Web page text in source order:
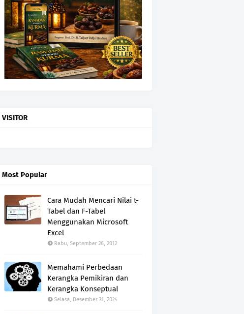
VISITOR
Most Popular
Cara Mudah Mencari Nilai t-
Tabel dan F-Tabel
Menggunakan Microsoft
Excel
Rabu, September 26, 2012
Memahami Perbedaan
Kerangka Pemikiran dan
Kerangka Konseptual
Selasa, Desember 31, 2024